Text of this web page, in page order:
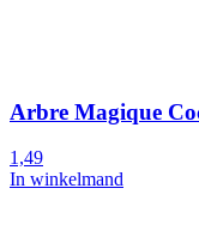
Arbre Magique
1,49
In winkelmand